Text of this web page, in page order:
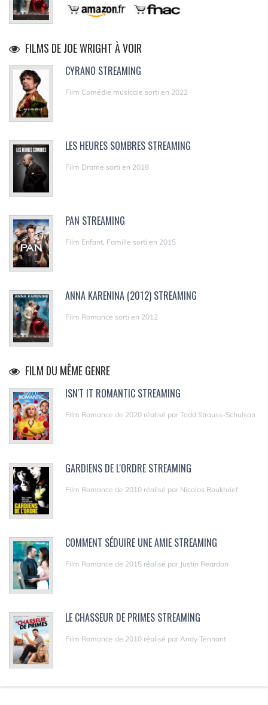
FILMS DE JOE WRIGHT À VOIR
CYRANO STREAMING
Film Comédie musicale sorti en 2022
LES HEURES SOMBRES STREAMING
Film Drame sorti en 2018
PAN STREAMING
Film Enfant, Famille sorti en 2015
ANNA KARENINA (2012) STREAMING
Film Romance sorti en 2012
FILM DU MÊME GENRE
ISN'T IT ROMANTIC STREAMING
Film Romance de 2020 réalisé par Todd Strauss-Schulson
GARDIENS DE L'ORDRE STREAMING
Film Romance de 2010 réalisé par Nicolas Boukhrief
COMMENT SÉDUIRE UNE AMIE STREAMING
Film Romance de 2015 réalisé par Justin Reardon
LE CHASSEUR DE PRIMES STREAMING
Film Romance de 2010 réalisé par Andy Tennant